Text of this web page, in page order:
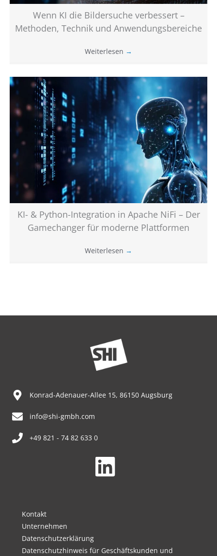
Wenn KI die Bildersuche verbessert –
Methoden, Technik und Anwendungsbereiche
Weiterlesen →
KI- & Python-Integration in Apache NiFi – Der
Gamechanger für moderne Plattformen
Weiterlesen →
Konrad-Adenauer-Allee 15, 86150 Augsburg
info@shi-gmbh.com
+49 821 - 74 82 633 0
Kontakt
Unternehmen
Datenschutzerklärung
Datenschutzhinweis für Geschäftskunden und